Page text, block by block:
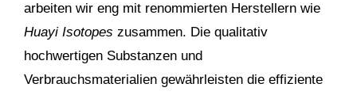
arbeiten wir eng mit renommierten Herstellern wie
Huayi Isotopes zusammen. Die qualitativ
hochwertigen Substanzen und
Verbrauchsmaterialien gewährleisten die effiziente